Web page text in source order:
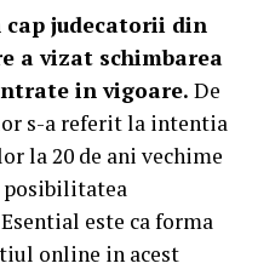
judecatorii din
a vizat schimbarea
in vigoare. De
s-a referit la intentia
la 20 de ani vechime
posibilitatea
este ca forma
online in acest